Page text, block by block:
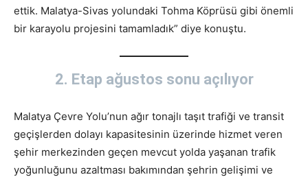
ettik. Malatya-Sivas yolundaki Tohma Köprüsü gibi önemli
bir karayolu projesini tamamladık” diye konuştu.
2. Etap ağustos sonu açılıyor
Malatya Çevre Yolu’nun ağır tonajlı taşıt trafiği ve transit
geçişlerden dolayı kapasitesinin üzerinde hizmet veren
şehir merkezinden geçen mevcut yolda yaşanan trafik
yoğunluğunu azaltması bakımından şehrin gelişimi ve